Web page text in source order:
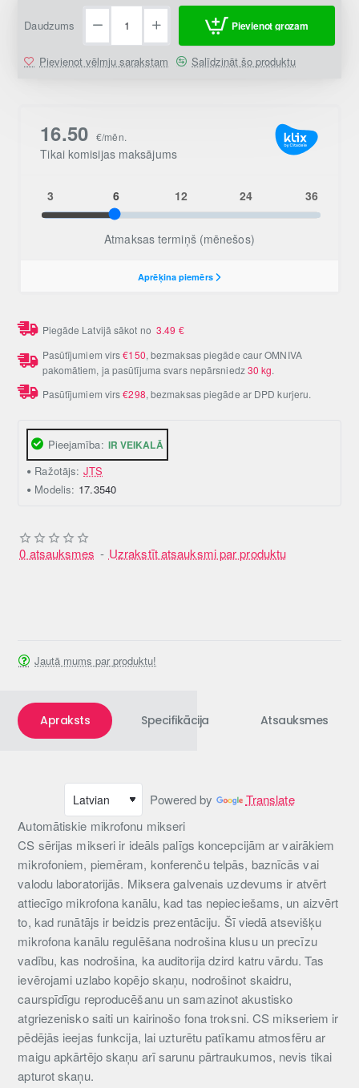
Pieejamība: IR VEIKALĀ
Ražotājs: JTS
Modelis: 17.3540
0 atsauksmes - Uzrakstīt atsauksmi par produktu
Daudzums Pievienot grozam
Pievienot vēlmju sarakstam Salīdzināt šo produktu
Piegāde Latvijā sākot no3.49 €
Pasūtījumiem virs€150, bezmaksas piegāde caur OMNIVA
pakomātiem, ja pasūtījuma svars nepārsniedz30 kg.
Pasūtījumiem virs€298, bezmaksas piegāde ar DPD kurjeru.
Jautā mums par produktu!
Apraksts Specifikācija Atsauksmes
Powered by
Translate
Automātiskie mikrofonu mikseri
CS sērijas mikseri ir ideāls palīgs koncepcijām ar vairākiem
mikrofoniem, piemēram, konferenču telpās, baznīcās vai
valodu laboratorijās. Miksera galvenais uzdevums ir atvērt
attiecīgo mikrofona kanālu, kad tas nepieciešams, un aizvērt
to, kad runātājs ir beidzis prezentāciju. Šī viedā atsevišķu
mikrofona kanālu regulēšana nodrošina klusu un precīzu
vadību, kas nodrošina, ka auditorija dzird katru vārdu. Tas
ievērojami uzlabo kopējo skaņu, nodrošinot skaidru,
caurspīdīgu reproducēšanu un samazinot akustisko
atgriezenisko saiti un kairinošo fona troksni. CS mikseriem ir
pēdējās ieejas funkcija, lai uzturētu patīkamu atmosfēru ar
maigu apkārtējo skaņu arī sarunu pārtraukumos, nevis tikai
apturot skaņu.